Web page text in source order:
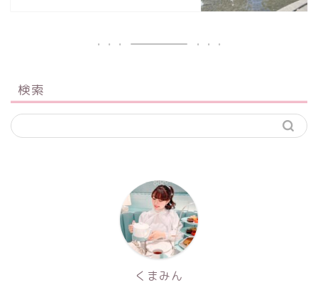
検索
くまみん